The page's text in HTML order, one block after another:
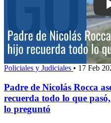
Policiales y Judiciales • 17 Feb
Padre de Nicolás Rocca
recuerda todo lo que
lo preguntó